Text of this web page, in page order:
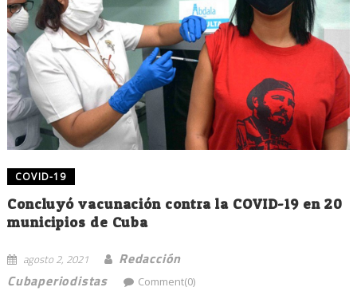
COVID-19
Concluyó vacunación contra la COVID-19 en 20
municipios de Cuba
agosto 2, 2021
Redacción
Cubaperiodistas
Comment(0)